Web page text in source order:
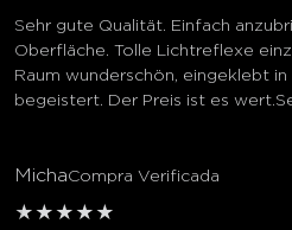
Sehr gute Qualität. Einfach
Oberfläche. Tolle Lichtreflexe
Raum wunderschön, eingeklebt
begeistert. Der Preis ist es
MichaCompra Verificada
★ ★ ★ ★ ★